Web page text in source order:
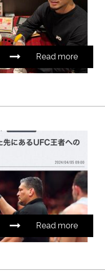
Read more
Read more